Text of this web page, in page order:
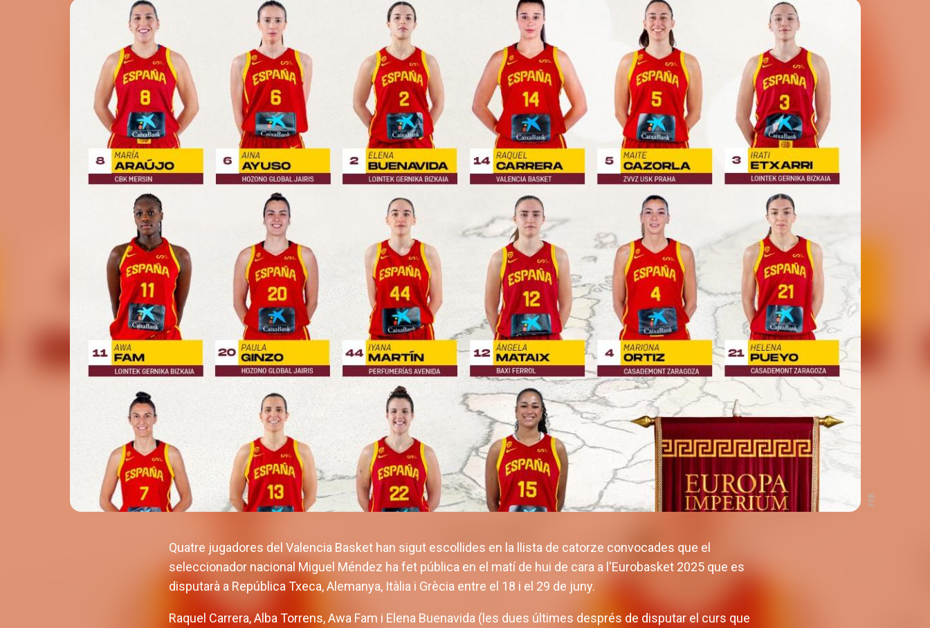
FEB
Quatre jugadores del Valencia Basket han sigut escollides en la llista de catorze convocades que el
seleccionador nacional Miguel Méndez ha fet pública en el matí de hui de cara a l'Eurobasket 2025 que es
disputarà a República Txeca, Alemanya, Itàlia i Grècia entre el 18 i el 29 de juny.
Raquel Carrera, Alba Torrens, Awa Fam i Elena Buenavida (les dues últimes després de disputar el curs que